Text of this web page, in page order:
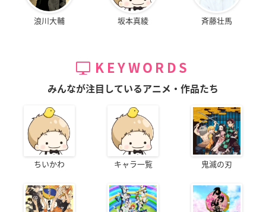
浪川大輔 坂本真綾 斉藤壮馬
KEYWORDS
みんなが注目しているアニメ・作品たち
ちいかわ キャラ一覧 鬼滅の刃